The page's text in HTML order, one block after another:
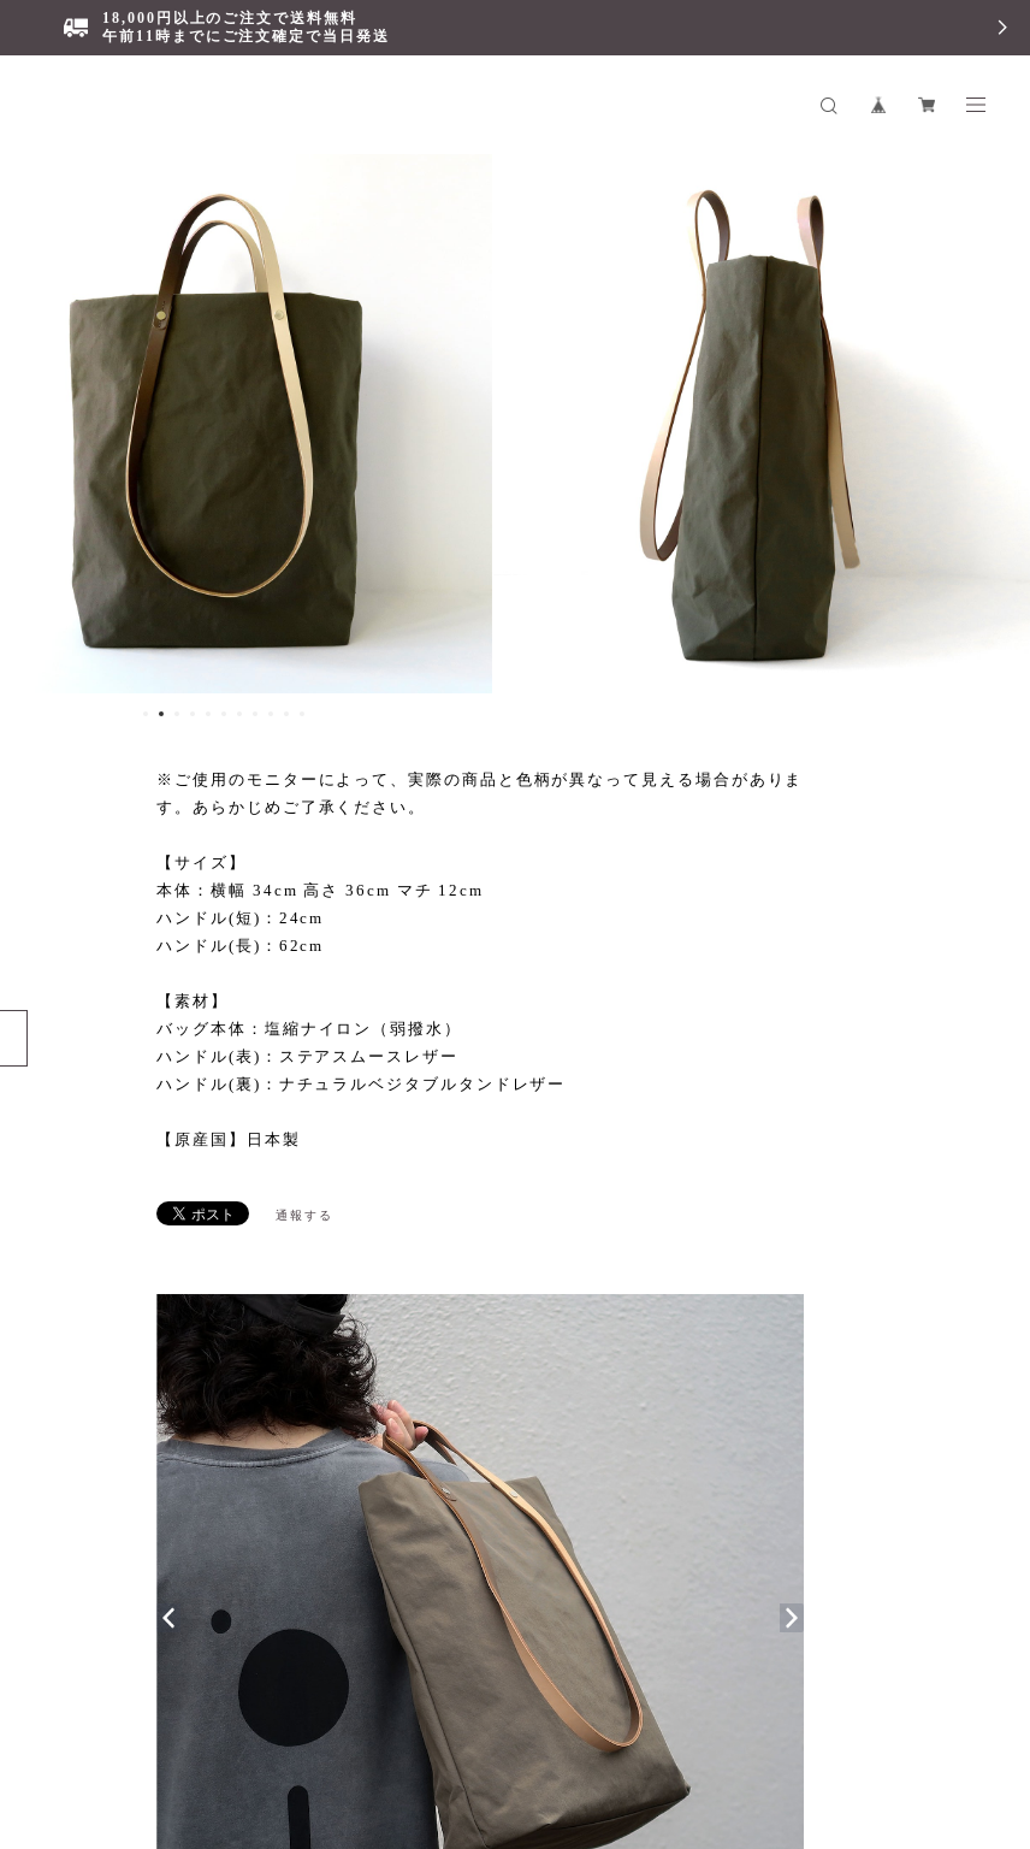
18,000円以上のご注文で送料無料
午前11時までにご注文確定で当日発送
※ご使用のモニターによって、実際の商品と色柄が異なって見える場合がありま
す。あらかじめご了承ください。
【サイズ】
本体：横幅 34cm 高さ 36cm マチ 12cm
ハンドル(短)：24cm
ハンドル(長)：62cm
【素材】
バッグ本体：塩縮ナイロン（弱撥水）
ハンドル(表)：ステアスムースレザー
ハンドル(裏)：ナチュラルベジタブルタンドレザー
【原産国】日本製
通報する